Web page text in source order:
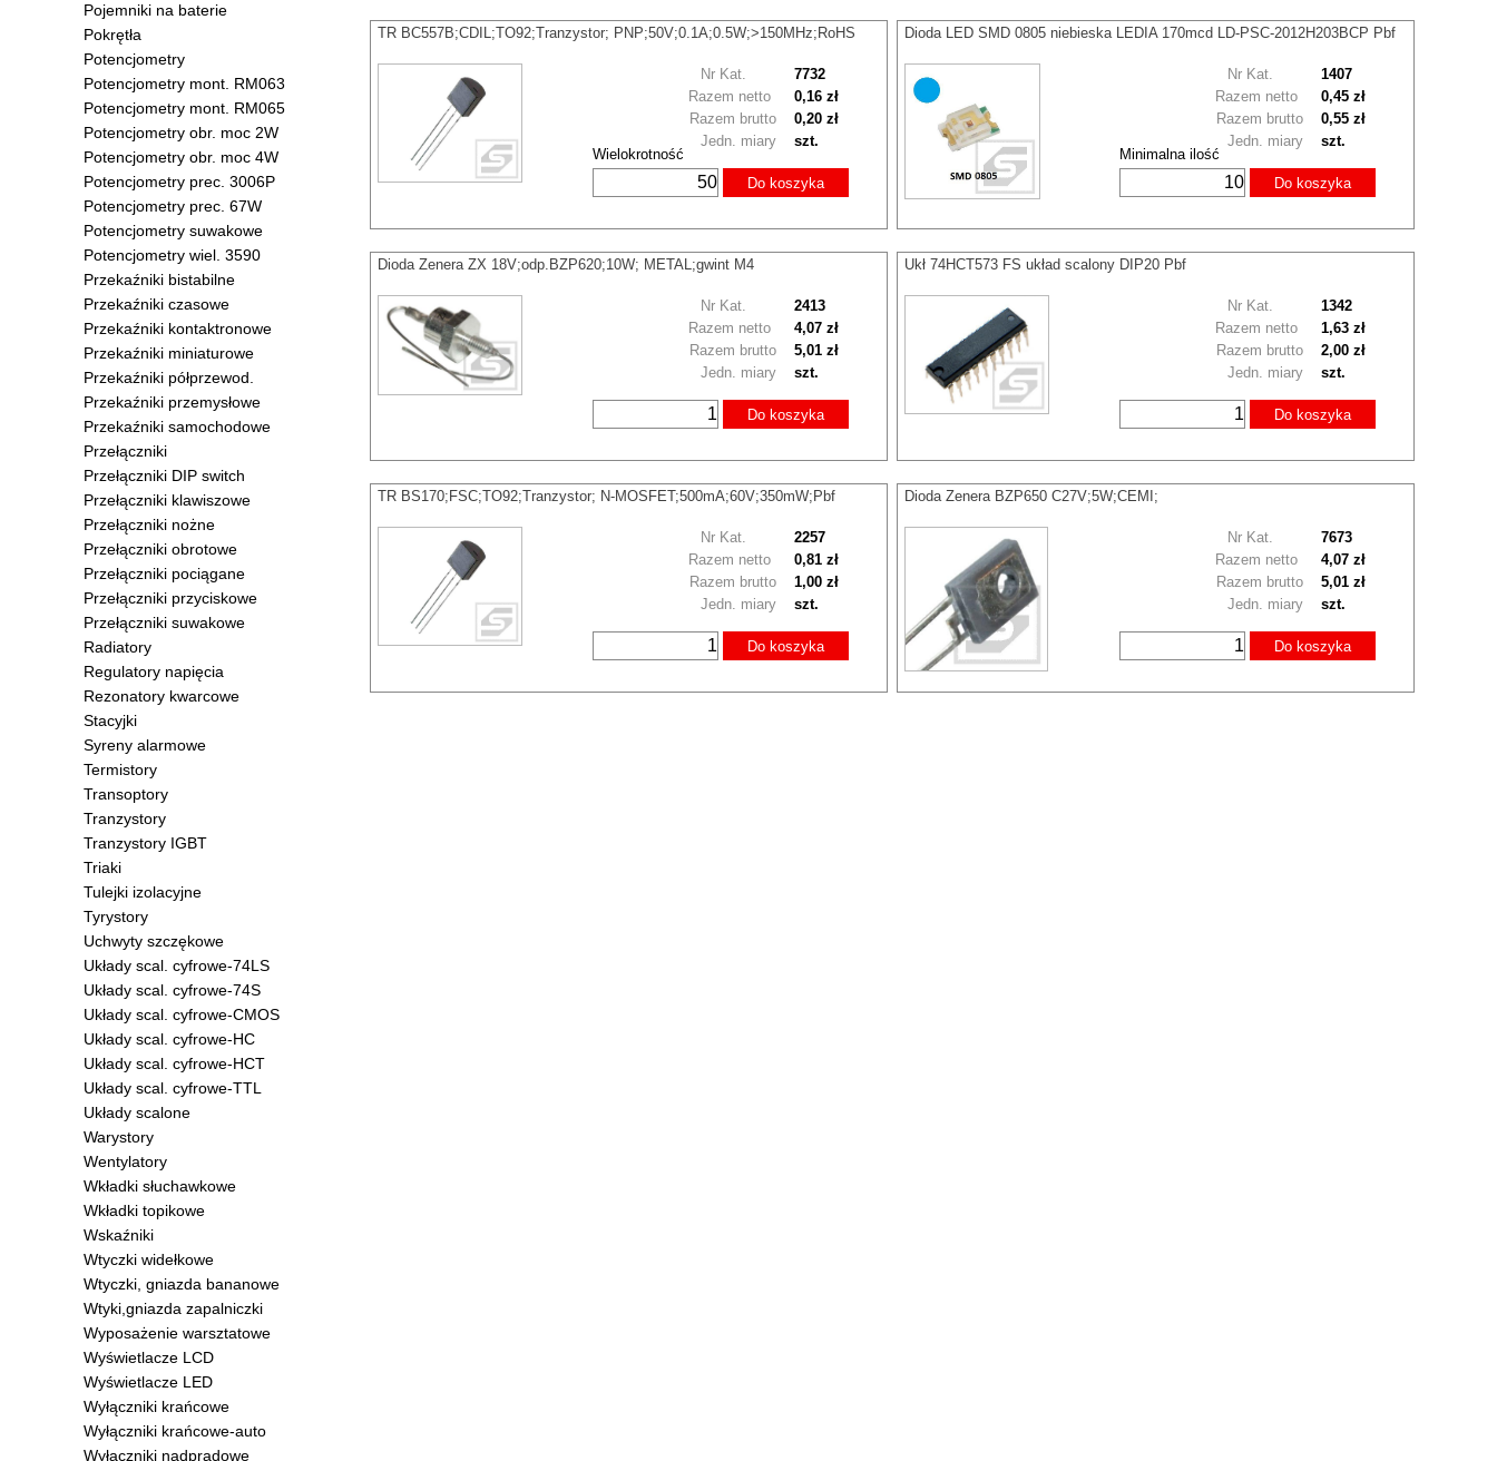
Pojemniki na baterie
Pokrętła
Potencjometry
Potencjometry mont. RM063
Potencjometry mont. RM065
Potencjometry obr. moc 2W
Potencjometry obr. moc 4W
Potencjometry prec. 3006P
Potencjometry prec. 67W
Potencjometry suwakowe
Potencjometry wiel. 3590
Przekaźniki bistabilne
Przekaźniki czasowe
Przekaźniki kontaktronowe
Przekaźniki miniaturowe
Przekaźniki półprzewod.
Przekaźniki przemysłowe
Przekaźniki samochodowe
Przełączniki
Przełączniki DIP switch
Przełączniki klawiszowe
Przełączniki nożne
Przełączniki obrotowe
Przełączniki pociągane
Przełączniki przyciskowe
Przełączniki suwakowe
Radiatory
Regulatory napięcia
Rezonatory kwarcowe
Stacyjki
Syreny alarmowe
Termistory
Transoptory
Tranzystory
Tranzystory IGBT
Triaki
Tulejki izolacyjne
Tyrystory
Uchwyty szczękowe
Układy scal. cyfrowe-74LS
Układy scal. cyfrowe-74S
Układy scal. cyfrowe-CMOS
Układy scal. cyfrowe-HC
Układy scal. cyfrowe-HCT
Układy scal. cyfrowe-TTL
Układy scalone
Warystory
Wentylatory
Wkładki słuchawkowe
Wkładki topikowe
Wskaźniki
Wtyczki widełkowe
Wtyczki, gniazda bananowe
Wtyki,gniazda zapalniczki
Wyposażenie warsztatowe
Wyświetlacze LCD
Wyświetlacze LED
Wyłączniki krańcowe
Wyłączniki krańcowe-auto
Wyłączniki nadprądowe
TR BC557B;CDIL;TO92;Tranzystor; PNP;50V;0.1A;0.5W;>150MHz;RoHS
Wielokrotność
Nr Kat. 7732
Razem brutto 0,20 zł
Razem netto 0,16 zł
Jedn. miary szt.
Do koszyka
Dioda LED SMD 0805 niebieska LEDIA 170mcd LD-PSC-2012H203BCP Pbf
Minimalna ilość
Nr Kat. 1407
Razem brutto 0,55 zł
Razem netto 0,45 zł
Jedn. miary szt.
Do koszyka
Dioda Zenera ZX 18V;odp.BZP620;10W; METAL;gwint M4
Nr Kat. 2413
Razem brutto 5,01 zł
Razem netto 4,07 zł
Jedn. miary szt.
Do koszyka
Ukł 74HCT573 FS układ scalony DIP20 Pbf
Nr Kat. 1342
Razem brutto 2,00 zł
Razem netto 1,63 zł
Jedn. miary szt.
Do koszyka
TR BS170;FSC;TO92;Tranzystor; N-MOSFET;500mA;60V;350mW;Pbf
Nr Kat. 2257
Razem brutto 1,00 zł
Razem netto 0,81 zł
Jedn. miary szt.
Do koszyka
Dioda Zenera BZP650 C27V;5W;CEMI;
Nr Kat. 7673
Razem brutto 5,01 zł
Razem netto 4,07 zł
Jedn. miary szt.
Do koszyka